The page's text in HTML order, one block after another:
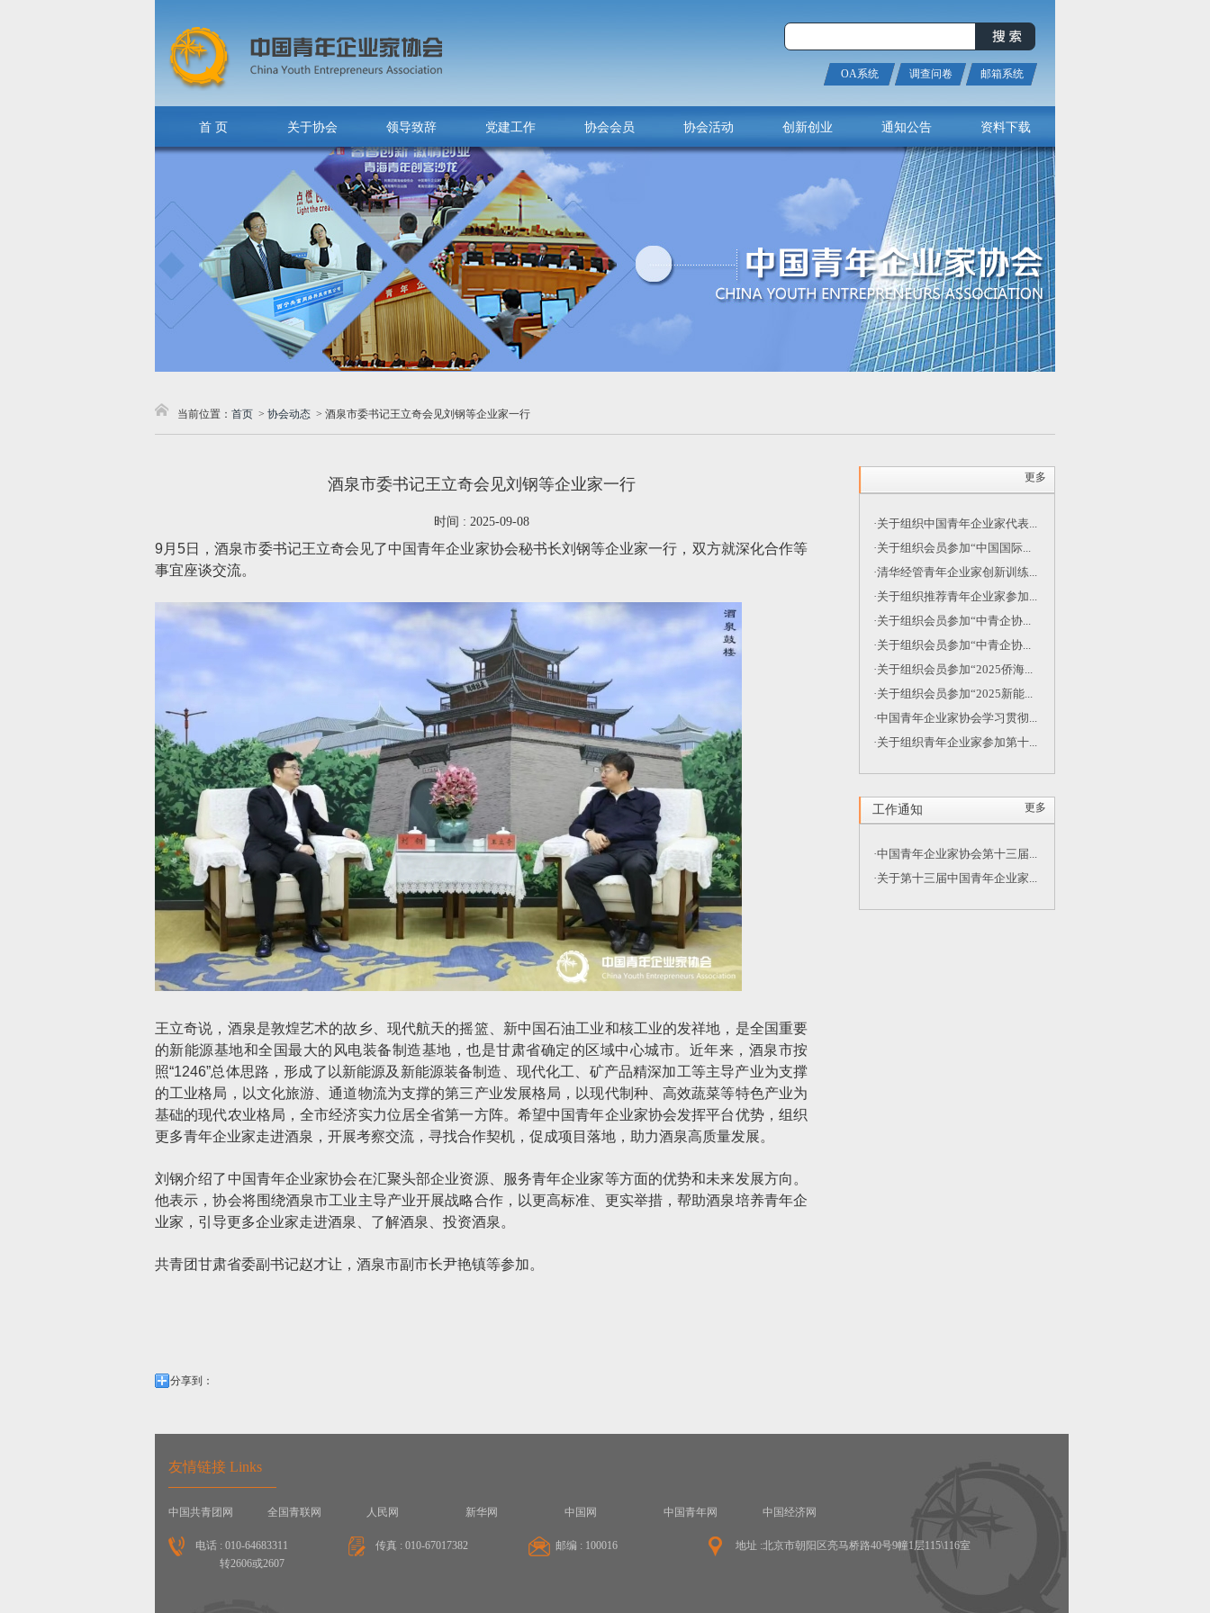
OA系统 调查问卷 邮箱系统
首 页 关于协会 领导致辞 党建工作 协会会员 协会活动 创新创业 通知公告 资料下载
当前位置： 首页 > 协会动态 > 酒泉市委书记王立奇会见刘钢等企业家一行
酒泉市委书记王立奇会见刘钢等企业家一行
时间 : 2025-09-08
9月5日，酒泉市委书记王立奇会见了中国青年企业家协会秘书长刘钢等企业家一行，双方就深化合作等
事宜座谈交流。
王立奇说，酒泉是敦煌艺术的故乡、现代航天的摇篮、新中国石油工业和核工业的发祥地，是全国重要
的新能源基地和全国最大的风电装备制造基地，也是甘肃省确定的区域中心城市。近年来，酒泉市按
照“1246”总体思路，形成了以新能源及新能源装备制造、现代化工、矿产品精深加工等主导产业为支撑
的工业格局，以文化旅游、通道物流为支撑的第三产业发展格局，以现代制种、高效蔬菜等特色产业为
基础的现代农业格局，全市经济实力位居全省第一方阵。希望中国青年企业家协会发挥平台优势，组织
更多青年企业家走进酒泉，开展考察交流，寻找合作契机，促成项目落地，助力酒泉高质量发展。
刘钢介绍了中国青年企业家协会在汇聚头部企业资源、服务青年企业家等方面的优势和未来发展方向。
他表示，协会将围绕酒泉市工业主导产业开展战略合作，以更高标准、更实举措，帮助酒泉培养青年企
业家，引导更多企业家走进酒泉、了解酒泉、投资酒泉。
共青团甘肃省委副书记赵才让，酒泉市副市长尹艳镇等参加。
分享到：
更多
·关于组织中国青年企业家代表...
·关于组织会员参加“中国国际...
·清华经管青年企业家创新训练...
·关于组织推荐青年企业家参加...
·关于组织会员参加“中青企协...
·关于组织会员参加“中青企协...
·关于组织会员参加“2025侨海...
·关于组织会员参加“2025新能...
·中国青年企业家协会学习贯彻...
·关于组织青年企业家参加第十...
工作通知 更多
·中国青年企业家协会第十三届...
·关于第十三届中国青年企业家...
友情链接 Links
中国共青团网 全国青联网 人民网 新华网 中国网 中国青年网 中国经济网
电话 : 010-64683311
转2606或2607
传真 : 010-67017382 邮编 : 100016 地址 :北京市朝阳区亮马桥路40号9幢1层115\116室